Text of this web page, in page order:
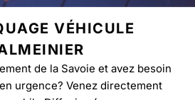
VÉHICULE
de la Savoie et avez besoin
urgence? Venez directement